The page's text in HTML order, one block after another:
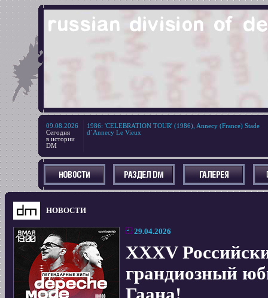
09.08.2026
Сегодня
в истории
DM
1986: 'CELEBRATION TOUR' (1986), Annecy (France) Stade
d`Annecy Le Vieux
НОВОСТИ
29.04.2026
XXXV
грандиозный